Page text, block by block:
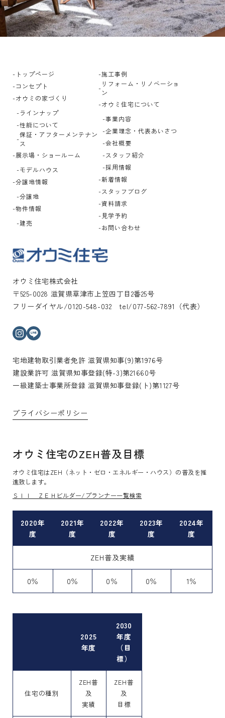
オウミ住宅株式会社
〒525-0028 滋賀県草津市上笠四丁目2番25号
フリーダイヤル/0120-548-032 tel/077-562-7891（代表）
インスタグラム
宅地建物取引業者免許 滋賀県知事(9)第1976号
建設業許可 滋賀県知事登録(特-3)第21660号
一級建築士事業所登録 滋賀県知事登録(ト)第1127号
プライバシーポリシー
オウミ住宅のZEH普及目標
オウミ住宅はZEH（ネット・ゼロ・エネルギー・ハウス）の普及を推
進致します。
ＳＩＩ ＺＥＨビルダー/プランナー一覧検索
2020年
度
2021年
度
2022年
度
2023年
度
2024年
度
ZEH普及実績
0％ 0％ 0％ 0％ 1％
2025
年度
2030
年度
（目
標）
住宅の種別
ZEH普
及
実績
ZEH普
及
目標
トップページ
コンセプト
オウミの家づくり
ラインナップ
性能について
保証・アフターメンテナン
ス
展示場・ショールーム
モデルハウス
分譲地情報
分譲地
物件情報
建売
施工事例
リフォーム・リノベーショ
ン
オウミ住宅について
事業内容
企業理念・代表あいさつ
会社概要
スタッフ紹介
採用情報
新着情報
スタッフブログ
資料請求
見学予約
お問い合わせ